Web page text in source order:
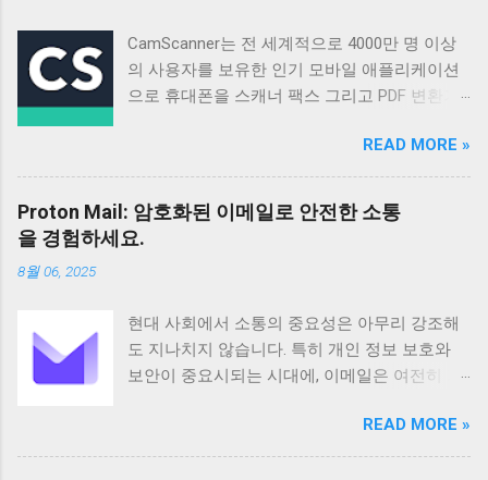
CamScanner는 전 세계적으로 4000만 명 이상
의 사용자를 보유한 인기 모바일 애플리케이션
으로 휴대폰을 스캐너 팩스 그리고 PDF 변환기
명 이상의 신규 사용자가 가입할 정도로 꾸준히
성장하고 있으며 다양한 기능과 편리한 사용성
으로 많은 사용자들의 호평을 받고 있습니다 이
앱은 단순한 스캔 기능을 넘어 문서 관리 공유
그리고 협업까지 지원하여 업무 효율성을 높이
이드 기반 애플리케이션으로 전 세계 200개 이
상의 국가와 지역에서 사용되고 있습니다
Android 5 이상 버전을 지원하며 전체 이용가 등
앱은 100만 건 이상의 다운로드 수를 기록하며
그 인기를 실감케 합니다 주요 기능으로는 문서
READ MORE »
Proton Mail: 암호화된 이메일로 안전한 소통
을 경험하세요.
8월 06, 2025
현대 사회에서 소통의 중요성은 아무리 강조해
도 지나치지 않습니다. 특히 개인 정보 보호와
보안이 중요시되는 시대에, 이메일은 여전히 가
로 자리 잡고 있습니다. 하지만 동시에 이메일은
해킹이나 정보 유출의 위험에 항상 노출되어 있
READ MORE »